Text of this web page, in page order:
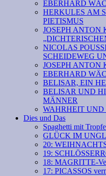
EBERHARD
HERKULES AM
PIETISMUS
JOSEPH ANTON
NICOLAS
SCHEIDEWEG
JOSEPH ANTON
EBERHARD
BELISAR, EIN
BELISAR UND
MÄNNER
WAHRHEIT
Dies und Das
Spaghetti mit
GLÜCK IM
20:
19:
18: MAGRITTE-
17: PICASSOS